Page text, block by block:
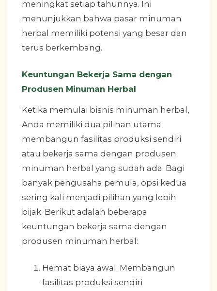
meningkat setiap tahunnya. Ini
menunjukkan bahwa pasar minuman
herbal memiliki potensi yang besar dan
terus berkembang.
Keuntungan Bekerja Sama dengan
Produsen Minuman Herbal
Ketika memulai bisnis minuman herbal,
Anda memiliki dua pilihan utama:
membangun fasilitas produksi sendiri
atau bekerja sama dengan produsen
minuman herbal yang sudah ada. Bagi
banyak pengusaha pemula, opsi kedua
sering kali menjadi pilihan yang lebih
bijak. Berikut adalah beberapa
keuntungan bekerja sama dengan
produsen minuman herbal:
Hemat biaya awal: Membangun
fasilitas produksi sendiri